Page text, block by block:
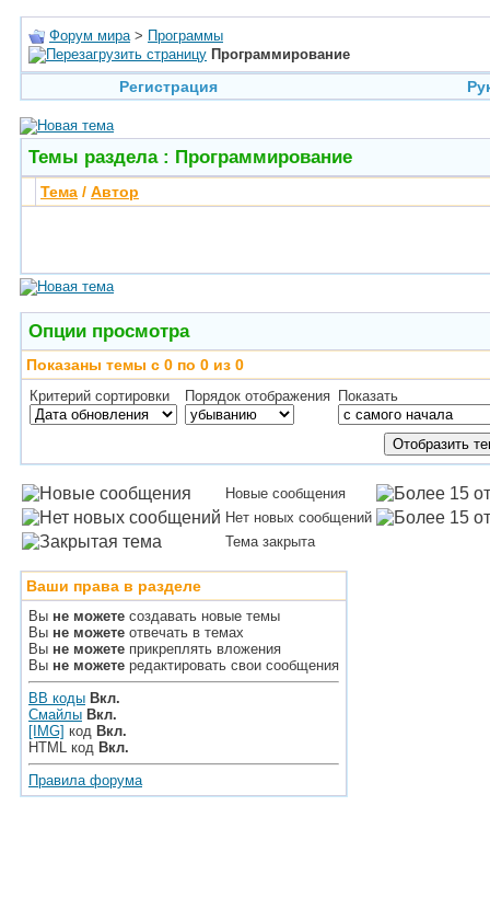
Форум мира > Программы
Программирование
Регистрация
Темы раздела: Программирование
Тема / Автор
Опции просмотра
Показаны темы с 0 по 0 из 0
Критерий сортировки Порядок отображения Показать
Новые сообщения
Нет новых сообщений
Тема закрыта
Ваши права в разделе
Вы не можете создавать новые темы
Вы не можете отвечать в темах
Вы не можете прикреплять вложения
Вы не можете редактировать свои сообщения
BB коды Вкл.
Смайлы Вкл.
[IMG] код Вкл.
HTML код Вкл.
Правила форума